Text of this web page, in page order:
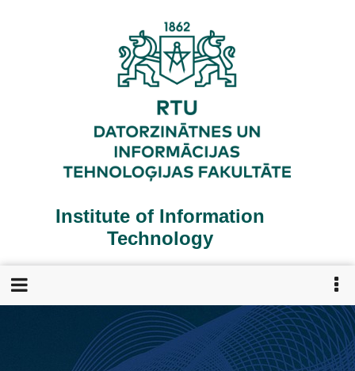
Institute of Information
Technology